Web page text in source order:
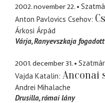
2002. november 22.
Anton Pavlovics Csehov
Árkosi Árpád
Várja Ranyevszkaja
2001. december 31.
Vajda Katalin Anconai
Andrei Mihalache
Drusilla római lány